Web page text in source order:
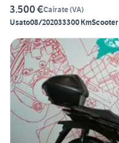
3.500 €Cairate(VA)
Usato08/202033300 KmScooter